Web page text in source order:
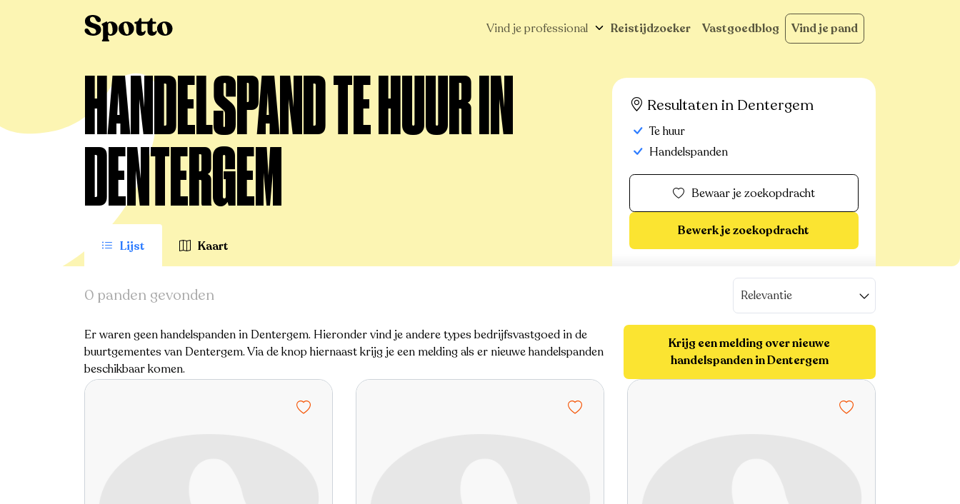
Vind je professional Reistijdzoeker Vastgoedblog Vind je pand
HANDELSPAND TE HUUR IN
DENTERGEM
Lijst Kaart
Resultaten in Dentergem
Te huur
Handelspanden
Bewaar je zoekopdracht
Bewerk je zoekopdracht
0 panden gevonden Relevantie
Er waren geen handelspanden in Dentergem. Hieronder vind je andere types bedrijfsvastgoed in de
buurtgementes van Dentergem. Via de knop hiernaast krijg je een melding als er nieuwe handelspanden
beschikbaar komen.
Krijg een melding over nieuwe
handelspanden in Dentergem